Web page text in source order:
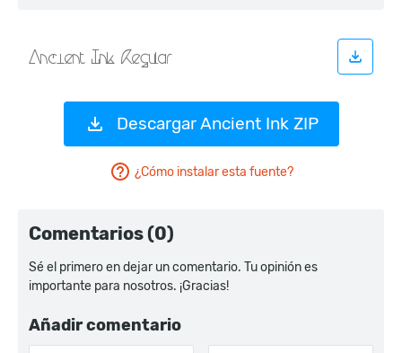
Descargar Ancient Ink ZIP
¿Cómo instalar esta fuente?
Comentarios (0)
Sé el primero en dejar un comentario. Tu opinión es
importante para nosotros. ¡Gracias!
Añadir comentario